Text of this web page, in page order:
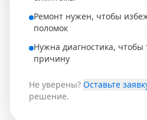
Ремонт нужен, чтобы
поломок
Нужна диагностика, чтобы
причину
Не уверены? Оставьте
решение.